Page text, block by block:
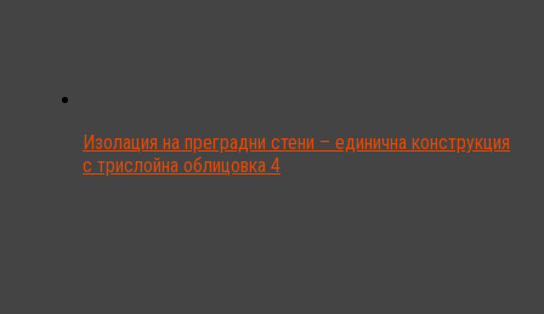
Изолация на преградни стени – единична конструкция
с трислойна облицовка 4